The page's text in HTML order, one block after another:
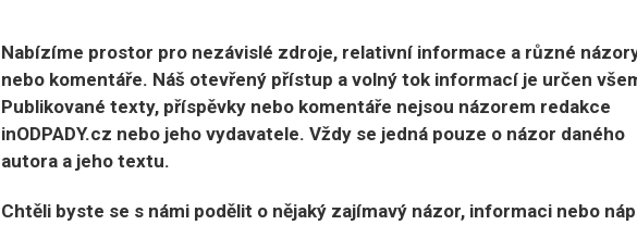
Nabízíme prostor pro nezávislé zdroje, relativní informace a různé
nebo komentáře. Náš otevřený přístup a volný tok informací je určen
Publikované texty, příspěvky nebo komentáře nejsou názorem redakce
inODPADY.cz nebo jeho vydavatele. Vždy se jedná pouze o názor daného
autora a jeho textu.
Chtěli byste se s námi podělit o nějaký zajímavý názor, informaci nebo